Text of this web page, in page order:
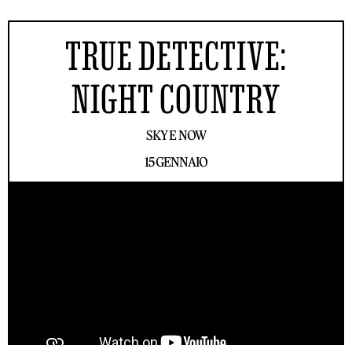
TRUE DETECTIVE:
NIGHT COUNTRY
SKY E NOW
15 GENNAIO